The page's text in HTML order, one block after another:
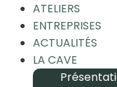
ATELIERS
ENTREPRISES
ACTUALITÉS
LA CAVE